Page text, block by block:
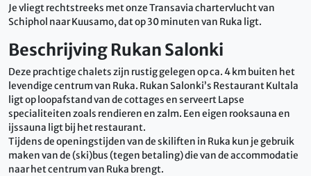
Je vliegt rechtstreeks met onze Transavia chartervlucht van
Schiphol naar Kuusamo, dat op 30 minuten van Ruka ligt.
Beschrijving Rukan Salonki
Deze prachtige chalets zijn rustig gelegen op ca. 4 km buiten het
levendige centrum van Ruka. Rukan Salonki’s Restaurant Kultala
ligt op loopafstand van de cottages en serveert Lapse
specialiteiten zoals rendieren en zalm. Een eigen rooksauna en
ijssauna ligt bij het restaurant.
Tijdens de openingstijden van de skiliften in Ruka kun je gebruik
maken van de (ski)bus (tegen betaling) die van de accommodatie
naar het centrum van Ruka brengt.